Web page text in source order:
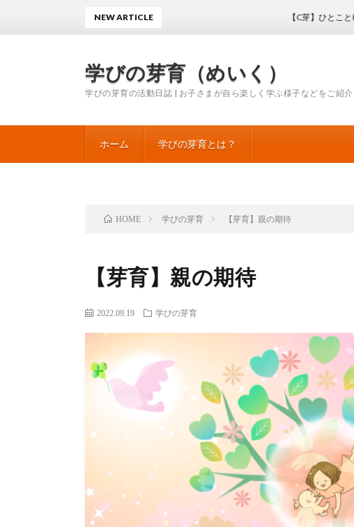
学びの芽育（めいく）
学びの芽育の活動日誌 | お子さまが自ら楽しく学ぶ様子などをご紹介
ホーム 学びの芽育とは？
NEW ARTICLE 【C芽】ひとこと科学
HOME 学びの芽育 【芽育】親の期待
【芽育】親の期待
2022.09.19 学びの芽育